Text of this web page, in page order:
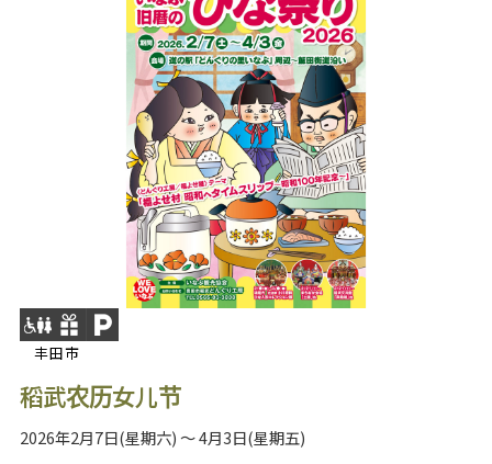
丰田市
稻武农历女儿节
2026年2月7日(星期六) ～ 4月3日(星期五)